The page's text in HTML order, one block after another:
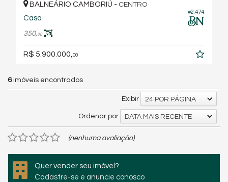
#2.474
BALNEÁRIO CAMBORIÚ - CENTRO
Casa
350,00
R$ 5.900.000, 00
6imóveis encontrados
Exibir 24 POR PÁGINA
Ordenar por DATA MAIS RECENTE
(nenhuma avaliação)
Quer vender seu imóvel?
Cadastre-se e anuncie conosco